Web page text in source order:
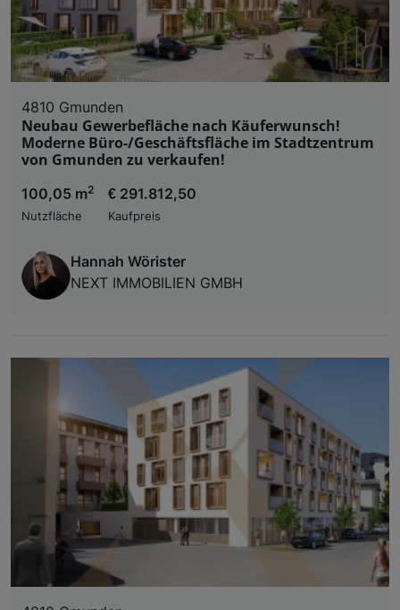
4810 Gmunden
Neubau Gewerbefläche nach Käuferwunsch!
Moderne Büro-/Geschäftsfläche im Stadtzentrum
von Gmunden zu verkaufen!
100,05 m2
Nutzfläche
€ 291.812,50
Kaufpreis
Hannah Wörister
NEXT IMMOBILIEN GMBH